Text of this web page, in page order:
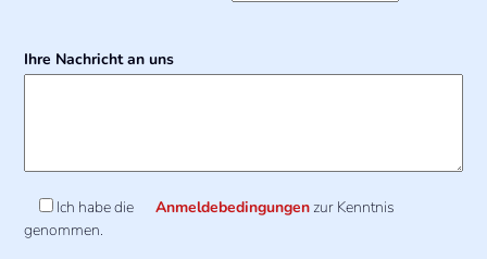
Ihre Nachricht an uns
Ich habe die Anmeldebedingungen zur Kenntnis
genommen.